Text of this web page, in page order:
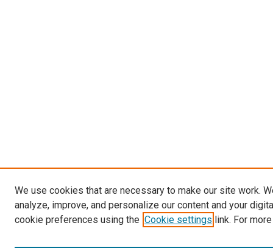
We use cookies that are necessary to make our site work.
analyze, improve, and personalize our content and your
cookie preferences using the Cookie settings link. For